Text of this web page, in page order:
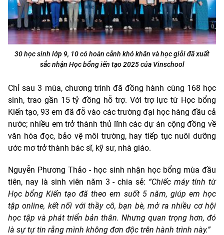
30 học sinh lớp 9, 10 có hoàn cảnh khó khăn và học giỏi đã xuất
sắc nhận Học bổng iến tạo 2025 của Vinschool
Chỉ sau 3 mùa, chương trình đã đồng hành cùng 168 học
sinh, trao gần 15 tỷ đồng hỗ trợ. Với trợ lực từ Học bổng
Kiến tạo, 93 em đã đỗ vào các trường đại học hàng đầu cả
nước; nhiều em trở thành thủ lĩnh các dự án cộng đồng về
văn hóa đọc, bảo vệ môi trường, hay tiếp tục nuôi dưỡng
ước mơ trở thành bác sĩ, kỹ sư, nhà giáo.
Nguyễn Phương Thảo - học sinh nhận học bổng mùa đầu
tiên, nay là sinh viên năm 3 - chia sẻ: “Chiếc máy tính từ
Học bổng Kiến tạo đã theo em suốt 5 năm, giúp em học
tập online, kết nối với thầy cô, bạn bè, mở ra nhiều cơ hội
học tập và phát triển bản thân. Nhưng quan trọng hơn, đó
là sự tự tin rằng mình không đơn độc trên hành trình này.”